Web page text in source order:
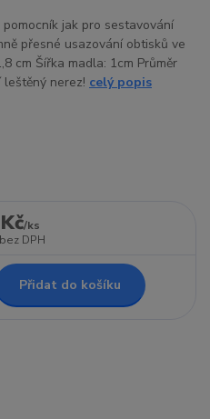
jak pro sestavování
přesné usazování obtisků ve
cm Šířka madla: 1cm Průměr
leštěný nerez! celý popis
/ks
bez DPH
Přidat do košíku